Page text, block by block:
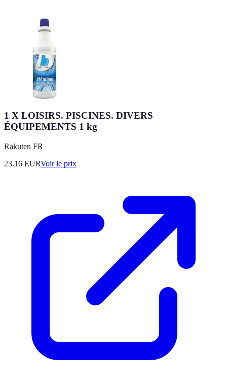
1 X LOISIRS. PISCINES. DIVERS
ÉQUIPEMENTS 1 kg
Rakuten FR
23.16 EURVoir le prix